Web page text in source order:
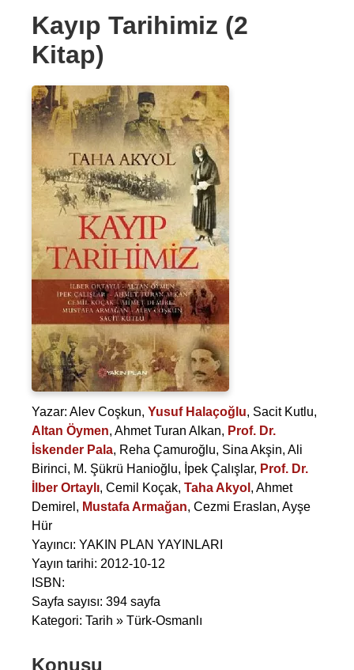
Kayıp Tarihimiz (2
Kitap)
Yazar: Alev Coşkun, Yusuf Halaçoğlu, Sacit Kutlu,
Altan Öymen, Ahmet Turan Alkan, Prof. Dr.
İskender Pala, Reha Çamuroğlu, Sina Akşin, Ali
Birinci, M. Şükrü Hanioğlu, İpek Çalışlar, Prof. Dr.
İlber Ortaylı, Cemil Koçak, Taha Akyol , Ahmet
Demirel , Mustafa Armağan, Cezmi Eraslan, Ayşe
Hür
Yayıncı: YAKIN PLAN YAYINLARI
Yayın tarihi: 2012-10-12
ISBN:
Sayfa sayısı: 394 sayfa
Kategori: Tarih » Türk-Osmanlı
Konusu